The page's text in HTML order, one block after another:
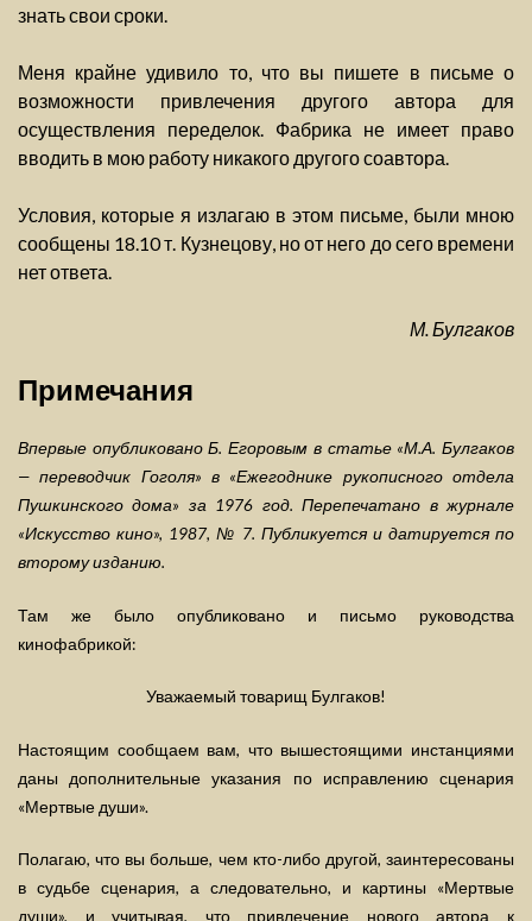
знать свои сроки.
Меня крайне удивило то, что вы пишете в письме о
возможности привлечения другого автора для
осуществления переделок. Фабрика не имеет право
вводить в мою работу никакого другого соавтора.
Условия, которые я излагаю в этом письме, были мною
сообщены 18.10 т. Кузнецову, но от него до сего времени
нет ответа.
М. Булгаков
Примечания
Впервые опубликовано Б. Егоровым в статье «М.А. Булгаков
— переводчик Гоголя» в «Ежегоднике рукописного отдела
Пушкинского дома» за 1976 год. Перепечатано в журнале
«Искусство кино», 1987, № 7. Публикуется и датируется по
второму изданию.
Там же было опубликовано и письмо руководства
кинофабрикой:
Уважаемый товарищ Булгаков!
Настоящим сообщаем вам, что вышестоящими инстанциями
даны дополнительные указания по исправлению сценария
«Мертвые души».
Полагаю, что вы больше, чем кто-либо другой, заинтересованы
в судьбе сценария, а следовательно, и картины «Мертвые
души», и учитывая, что привлечение нового автора к